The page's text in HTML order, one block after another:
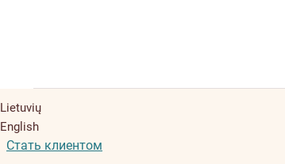
Lietuvių
English
Стать клиентом